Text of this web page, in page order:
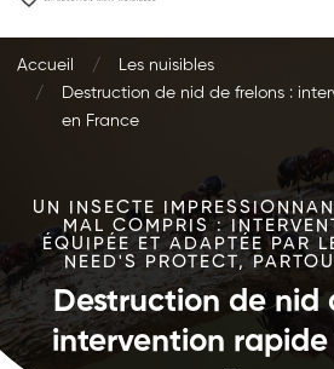
Accueil
Les nuisibles
Destruction de nid de frelons :
en France
UN INSECTE
MAL COMPRIS :
ÉQUIPÉE ET ADAPTÉE PAR
NEED'S PROTECT,
Destruction de nid
intervention